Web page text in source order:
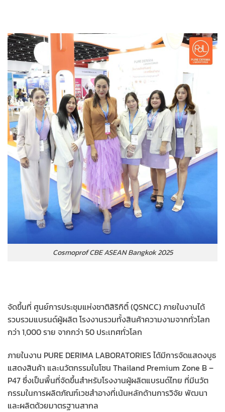
Cosmoprof CBE ASEAN Bangkok 2025
จัดขึ้นที่ ศูนย์การประชุมแห่งชาติสิริกิติ์ (QSNCC) ภายในงานได้
รวบรวมแบรนด์ผู้ผลิต โรงงานรวมทั้งสินค้าความงามจากทั่วโลก
กว่า 1,000 ราย จากกว่า 50 ประเทศทั่วโลก
ภายในงาน PURE DERIMA LABORATORIES ได้มีการจัดแสดงบูธ
แสดงสินค้า และนวัตกรรมในโซน Thailand Premium Zone B –
P47 ซึ่งเป็นพื้นที่จัดขึ้นสำหรับโรงงานผู้ผลิตแบรนด์ไทย ที่มีนวัต
กรรมในการผลิตภัณฑ์เวชสำอางที่เน้นหลักด้านการวิจัย พัฒนา
และผลิตด้วยมาตรฐานสากล